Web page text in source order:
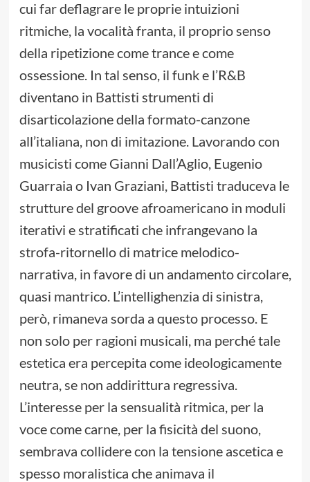
cui far deflagrare le proprie intuizioni
ritmiche, la vocalità franta, il proprio senso
della ripetizione come trance e come
ossessione. In tal senso, il funk e l’R&B
diventano in Battisti strumenti di
disarticolazione della formato-canzone
all’italiana, non di imitazione. Lavorando con
musicisti come Gianni Dall’Aglio, Eugenio
Guarraia o Ivan Graziani, Battisti traduceva le
strutture del groove afroamericano in moduli
iterativi e stratificati che infrangevano la
strofa-ritornello di matrice melodico-
narrativa, in favore di un andamento circolare,
quasi mantrico. L’intellighenzia di sinistra,
però, rimaneva sorda a questo processo. E
non solo per ragioni musicali, ma perché tale
estetica era percepita come ideologicamente
neutra, se non addirittura regressiva.
L’interesse per la sensualità ritmica, per la
voce come carne, per la fisicità del suono,
sembrava collidere con la tensione ascetica e
spesso moralistica che animava il